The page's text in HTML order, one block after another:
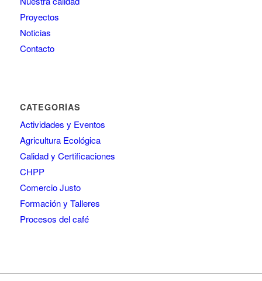
Proyectos
Noticias
Contacto
CATEGORÍAS
Actividades y Eventos
Agricultura Ecológica
Calidad y Certificaciones
CHPP
Comercio Justo
Formación y Talleres
Procesos del café